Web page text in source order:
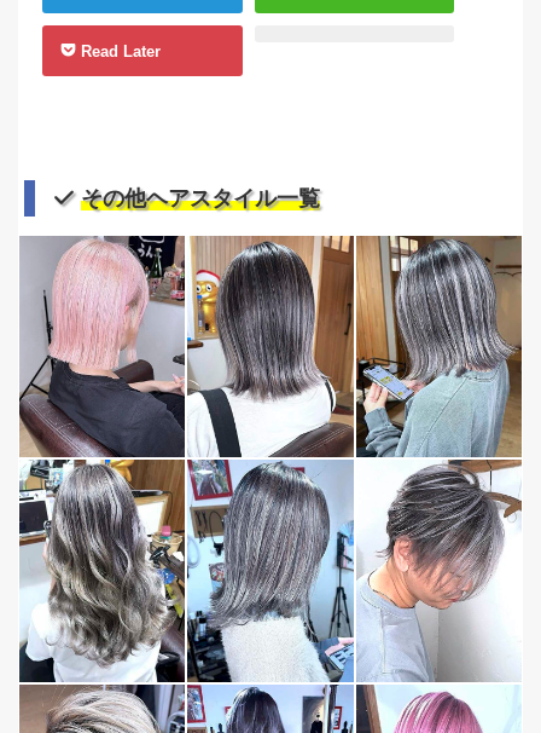
Read Later
その他ヘアスタイル一覧